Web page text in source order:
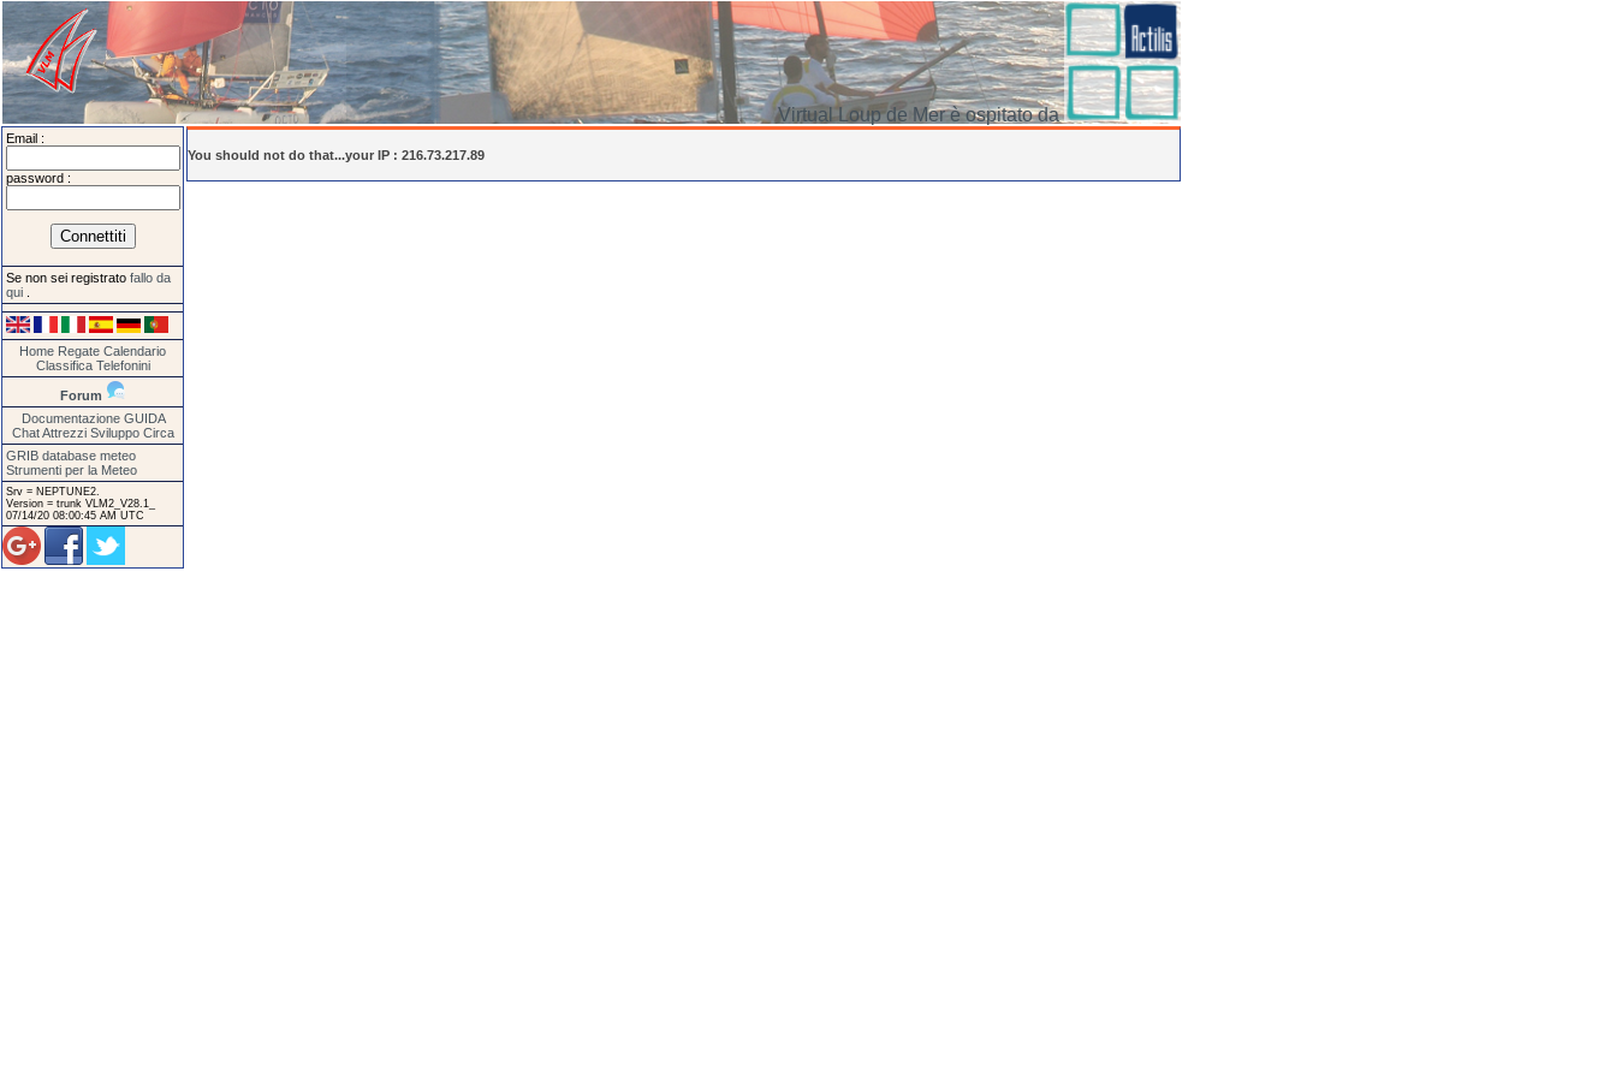
Virtual Loup de Mer è ospitato da
Email :
password :
Se non sei registrato fallo da
qui
Home Regate Calendario
Classifica Telefonini
Forum
Documentazione GUIDA
Chat Attrezzi Sviluppo Circa
GRIB database meteo
Strumenti per la Meteo
Srv = NEPTUNE2.
Version = trunk VLM2_V28.1_
07/14/20 08:00:45 AM UTC
You should not do that...your IP : 216.73.217.89